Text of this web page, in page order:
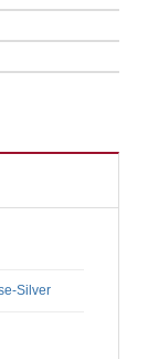
Silver